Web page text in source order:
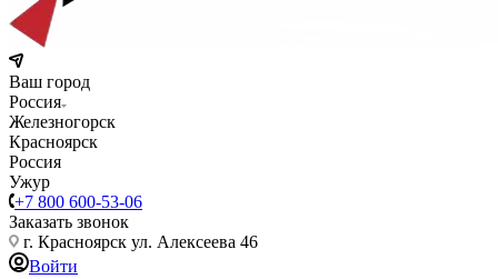
Ваш город
Россия
Железногорск
Красноярск
Россия
Ужур
+7 800 600-53-06
Заказать звонок
г. Красноярск ул. Алексеева 46
Войти